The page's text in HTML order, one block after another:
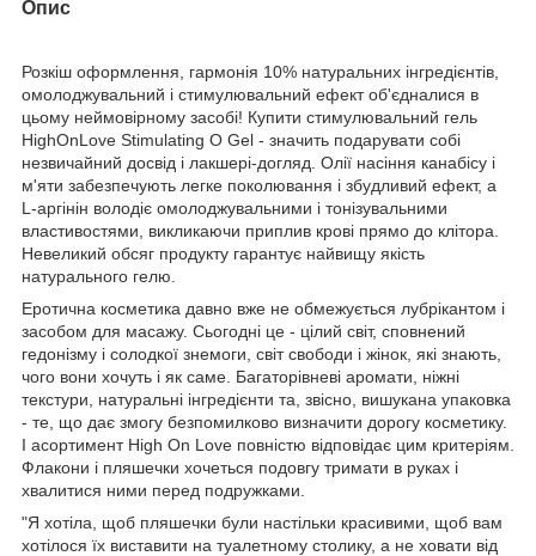
Опис
Розкіш оформлення, гармонія 10% натуральних інгредієнтів,
омолоджувальний і стимулювальний ефект об'єдналися в
цьому неймовірному засобі! Купити стимулювальний гель
HighOnLove Stimulating O Gel - значить подарувати собі
незвичайний досвід і лакшері-догляд. Олії насіння канабісу і
м'яти забезпечують легке поколювання і збудливий ефект, а
L-аргінін володіє омолоджувальними і тонізувальними
властивостями, викликаючи приплив крові прямо до клітора.
Невеликий обсяг продукту гарантує найвищу якість
натурального гелю.
Еротична косметика давно вже не обмежується лубрікантом і
засобом для масажу. Сьогодні це - цілий світ, сповнений
гедонізму і солодкої знемоги, світ свободи і жінок, які знають,
чого вони хочуть і як саме. Багаторівневі аромати, ніжні
текстури, натуральні інгредієнти та, звісно, вишукана упаковка
- те, що дає змогу безпомилково визначити дорогу косметику.
І асортимент High On Love повністю відповідає цим критеріям.
Флакони і пляшечки хочеться подовгу тримати в руках і
хвалитися ними перед подружками.
"Я хотіла, щоб пляшечки були настільки красивими, щоб вам
хотілося їх виставити на туалетному столику, а не ховати від